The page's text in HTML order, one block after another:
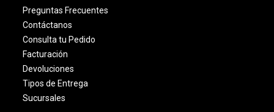
Preguntas Frecuentes
Contáctanos
Consulta tu Pedido
Facturación
Devoluciones
Tipos de Entrega
Sucursales